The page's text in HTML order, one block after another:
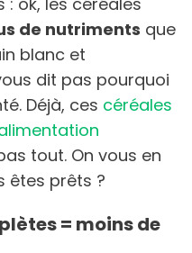
de nutriments que
blanc et
dit pas pourquoi
Déjà, ces céréales
tout. On vous en
êtes prêts ?
= moins de